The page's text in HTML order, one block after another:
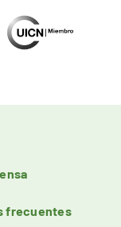
frecuentes